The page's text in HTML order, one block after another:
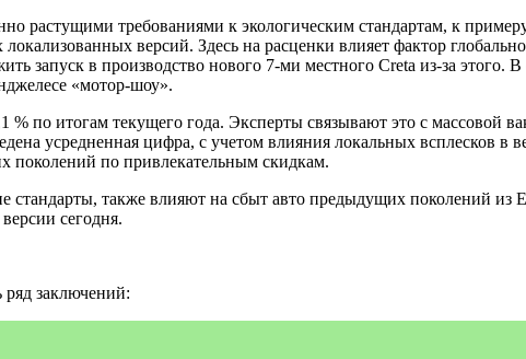
растущими требованиями к экологическим стандартам, к
версий. Здесь на расценки влияет фактор
запуск в производство нового 7-ми местного Creta из-за этого.
«мотор-шоу».
% по итогам текущего года. Эксперты связывают это с массовой
усредненная цифра, с учетом влияния локальных всплесков в
по привлекательным скидкам.
стандарты, также влияют на сбыт авто предыдущих поколений
сегодня.
заключений: